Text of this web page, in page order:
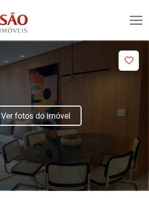
Ver fotos do imóvel